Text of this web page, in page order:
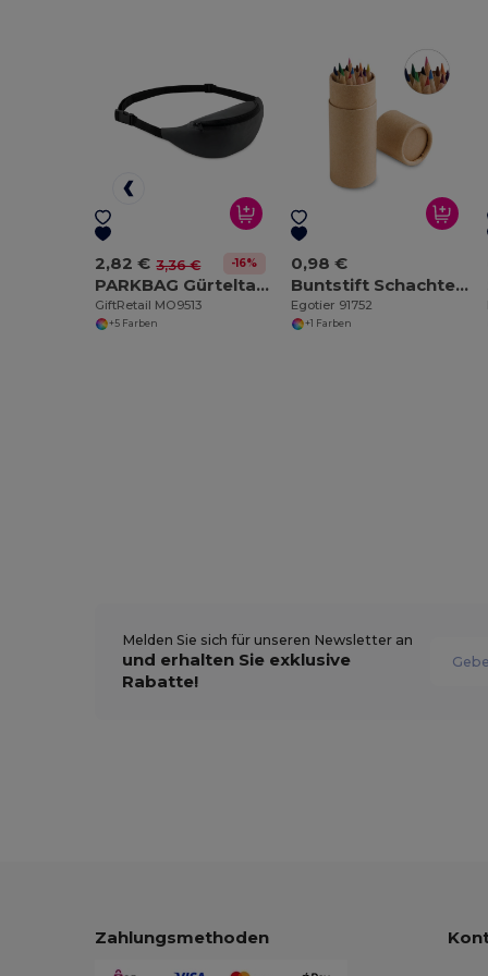
2,82 € 3,36 € -16%
PARKBAG Gürteltasche/Crosswear Tasche
GiftRetail MO9513
+5 Farben
0,98 €
Buntstift Schachtel mit 12 Buntstiften
Egotier 91752
+1 Farben
Melden Sie sich für unseren Newsletter an
und erhalten Sie exklusive
Rabatte!
Zahlungsmethoden